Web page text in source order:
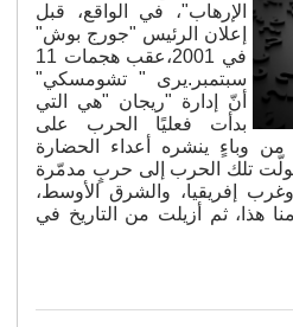
الإرهاب"، في الواقع، قبل
إعلان الرئيس "جورج بوش"
في 2001،عقب هجمات 11
سبتمبر.يرى " تشومسكي"
أنّ إدارة "ريجان "هي التي
بدأت فعليًا الحرب على
من وباءٍ ينشره أعداء الحضارة
تلك الحرب إلى حربٍ مدمّرة
إفريقيا، والشرق الأوسط،
هذا، ثم أزيلت من التاريخ في